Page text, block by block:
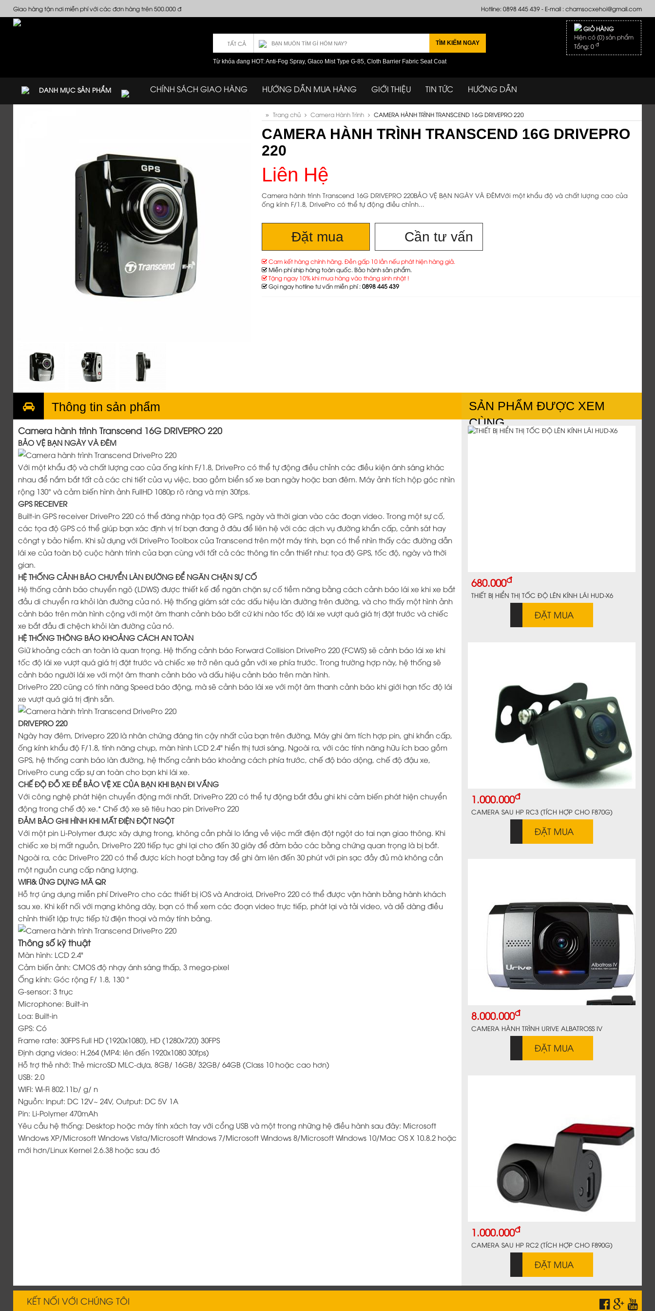
Giao hàng tận nơi miễn phí với các đơn hàng trên 500.000 đ Hotline: 0898 445 439 - E-mail : chamsocxehoi@gmail.com
TẤT CẢ TÌM KIẾM NGAY
Từ khóa đang HOT: Anti-Fog Spray, Glaco Mist Type G-85, Cloth Barrier Fabric Seat Coat
GIỎ HÀNG
Hiện có (0) sản phẩm
Tổng:0 đ
DANH MỤC SẢN PHẨM CHÍNH SÁCH GIAO HÀNG HƯỚNG DẪN MUA HÀNG GIỚI THIỆU TIN TỨC HƯỚNG DẪN
» Trang chủ Camera Hành Trình CAMERA HÀNH TRÌNH TRANSCEND 16G DRIVEPRO 220
CAMERA HÀNH TRÌNH TRANSCEND 16G DRIVEPRO
220
Liên Hệ
Camera hành trình Transcend 16G DRIVEPRO 220BẢO VỆ BẠN NGÀY VÀ ĐÊMVới một khẩu độ và chất lượng cao của
ống kính F/1.8, DrivePro có thể tự động điều chỉnh...
Đặt mua Cần tư vấn
Cam kết hàng chính hãng. Đền gấp 10 lần nếu phát hiện hàng giả.
Miễn phí ship hàng toàn quốc. Bảo hành sản phẩm.
Tặng ngay 10% khi mua hàng vào tháng sinh nhật !
Gọi ngay hotline tư vấn miễn phí :0898 445 439
Thông tin sản phẩm
Camera hành trình Transcend 16G DRIVEPRO 220
BẢO VỆ BẠN NGÀY VÀ ĐÊM
Với một khẩu độ và chất lượng cao của ống kính F/1.8, DrivePro có thể tự động điều chỉnh các điều kiện ánh sáng khác
nhau để nắm bắt tất cả các chi tiết của vụ việc, bao gồm biển số xe ban ngày hoặc ban đêm. Máy ảnh tích hộp góc nhìn
rộng 130° và cảm biến hình ảnh FullHD 1080p rõ ràng và mịn 30fps.
GPS RECEIVER
Built-in GPS receiver DrivePro 220 có thể đăng nhập tọa độ GPS, ngày và thời gian vào các đoạn video. Trong một sự cố,
các tọa độ GPS có thể giúp bạn xác định vị trí bạn đang ở đâu để liên hệ với các dịch vụ đường khẩn cấp, cảnh sát hay
côngt y bảo hiểm. Khi sử dụng với DrivePro Toolbox của Transcend trên một máy tính, bạn có thể nhìn thấy các đường dẫn
lái xe của toàn bộ cuộc hành trình của bạn cùng với tất cả các thông tin cần thiết như: tọa độ GPS, tốc độ, ngày và thời
gian.
HỆ THỐNG CẢNH BÁO CHUYỂN LÀN ĐƯỜNG ĐỂ NGĂN CHẶN SỰ CỐ
Hệ thống cảnh báo chuyển ngõ (LDWS) được thiết kế để ngăn chặn sự cố tiềm năng bằng cách cảnh báo lái xe khi xe bắt
đầu di chuyển ra khỏi làn đường của nó. Hệ thống giám sát các dấu hiệu làn đường trên đường, và cho thấy một hình ảnh
cảnh báo trên màn hình cộng với một âm thanh cảnh báo bất cứ khi nào tốc độ lái xe vượt quá giá trị đặt trước và chiếc
xe bắt đầu đi chệch khỏi làn đường của nó.
HỆ THỐNG THÔNG BÁO KHOẢNG CÁCH AN TOÀN
Giữ khoảng cách an toàn là quan trọng. Hệ thống cảnh báo Forward Collision DrivePro 220 (FCWS) sẽ cảnh báo lái xe khi
tốc độ lái xe vượt quá giá trị đặt trước và chiếc xe trở nên quá gần với xe phía trước. Trong trường hợp này, hệ thống sẽ
cảnh báo người lái xe với một âm thanh cảnh báo và dấu hiệu cảnh báo trên màn hình.
DrivePro 220 cũng có tính năng Speed báo động, mà sẽ cảnh báo lái xe với một âm thanh cảnh báo khi giới hạn tốc độ lái
xe vượt quá giá trị định sẵn.
DRIVEPRO 220
Ngày hay đêm, Drivepro 220 là nhân chứng đáng tin cậy nhất của bạn trên đường, Máy ghi âm tích hợp pin, ghi khẩn cấp,
ống kính khẩu độ F/1.8, tính năng chụp, màn hình LCD 2.4" hiển thị tươi sáng. Ngoài ra, với các tính năng hữu ích bao gồm
GPS, hệ thống canh báo làn đường, hệ thống cảnh báo khoảng cách phía trước, chế độ báo dộng, chế độ đậu xe,
DrivePro cung cấp sự an toàn cho bạn khi lái xe.
CHẾ ĐỘ ĐỖ XE ĐỂ BẢO VỆ XE CỦA BẠN KHI BẠN ĐI VẮNG
Với công nghệ phát hiện chuyển động mới nhất, DrivePro 220 có thể tự động bắt đầu ghi khi cảm biến phát hiện chuyển
động trong chế độ xe.* Chế độ xe sẽ tiêu hao pin DrivePro 220
ĐẢM BẢO GHI HÌNH KHI MẤT ĐIỆN ĐỘT NGỘT
Với một pin Li-Polymer được xây dựng trong, không cần phải lo lắng về việc mất điện đột ngột do tai nạn giao thông. Khi
chiếc xe bị mất nguồn, DrivePro 220 tiếp tục ghi lại cho đến 30 giây để đảm bảo các bằng chứng quan trọng là bị bắt.
Ngoài ra, các DrivePro 220 có thể được kích hoạt bằng tay để ghi âm lên đến 30 phút với pin sạc đầy đủ mà không cần
một nguồn cung cấp năng lượng.
WIFI& ỨNG DỤNG MÃ QR
Hỗ trợ úng dụng miễn phí DrivePro cho các thiết bị iOS và Android, DrivePro 220 có thể được vận hành bằng hành khách
sau xe. Khi kết nối với mạng không dây, bạn có thể xem các đoạn video trực tiếp, phát lại và tải video, và dễ dàng điều
chỉnh thiết lập trực tiếp từ điện thoại và máy tính bảng.
Thông số kỹ thuật
Màn hình: LCD 2.4"
Cảm biến ảnh: CMOS độ nhạy ánh sáng thấp, 3 mega-pixel
Ống kính: Góc rộng F/ 1.8, 130 °
G-sensor: 3 trục
Microphone: Built-in
Loa: Built-in
GPS: Có
Frame rate: 30FPS Full HD (1920x1080), HD (1280x720) 30FPS
Định dạng video: H.264 (MP4: lên đến 1920x1080 30fps)
Hỗ trợ thẻ nhớ: Thẻ microSD MLC-dựa, 8GB/ 16GB/ 32GB/ 64GB (Class 10 hoặc cao hơn)
USB: 2.0
WIFI: Wi-Fi 802.11b/ g/ n
Nguồn: Input: DC 12V~ 24V, Output: DC 5V 1A
Pin: Li-Polymer 470mAh
Yêu cầu hệ thống: Desktop hoặc máy tính xách tay với cổng USB và một trong những hệ điều hành sau đây: Microsoft
Windows XP/Microsoft Windows Vista/Microsoft Windows 7/Microsoft Windows 8/Microsoft Windows 10/Mac OS X 10.8.2 hoặc
mới hơn/Linux Kernel 2.6.38 hoặc sau đó
SẢN PHẨM ĐƯỢC XEM
CÙNG
680.000đ
THIẾT BỊ HIỂN THỊ TỐC ĐỘ LÊN KÍNH LÁI HUD-X6
ĐẶT MUA
1.000.000đ
CAMERA SAU HP RC3 (TÍCH HỢP CHO F870G)
ĐẶT MUA
8.000.000đ
CAMERA HÀNH TRÌNH URIVE ALBATROSS IV
ĐẶT MUA
1.000.000đ
CAMERA SAU HP RC2 (TÍCH HỢP CHO F890G)
ĐẶT MUA
KẾT NỐI VỚI CHÚNG TÔI